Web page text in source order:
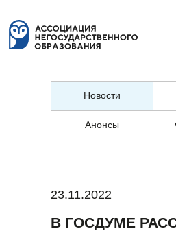
Анонсы
Новости
В ГОСДУМЕ
23.11.2022